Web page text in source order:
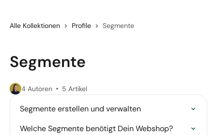
Alle Kollektionen Profile Segmente
Segmente
4 Autoren 5 Artikel
Segmente erstellen und verwalten
Welche Segmente benötigt Dein Webshop?